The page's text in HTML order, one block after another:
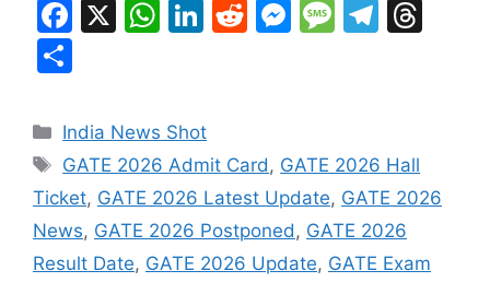
F
e
b
o
o
k
X
W
s
A
p
p
Li
e
dI
n
R
t
M
e
n
g
er
M
a
g
e
T
a
m s
ar
e
Categories
India News Shot
Tags
GATE 2026 Admit Card , GATE 2026 Hall
Ticket, GATE 2026 Latest Update, GATE 2026
News, GATE 2026 Postponed , GATE 2026
Result Date, GATE 2026 Update, GATE Exam